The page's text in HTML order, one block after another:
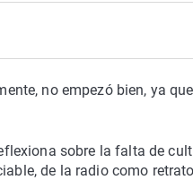
no empezó bien, ya
sobre la falta de
de la radio como